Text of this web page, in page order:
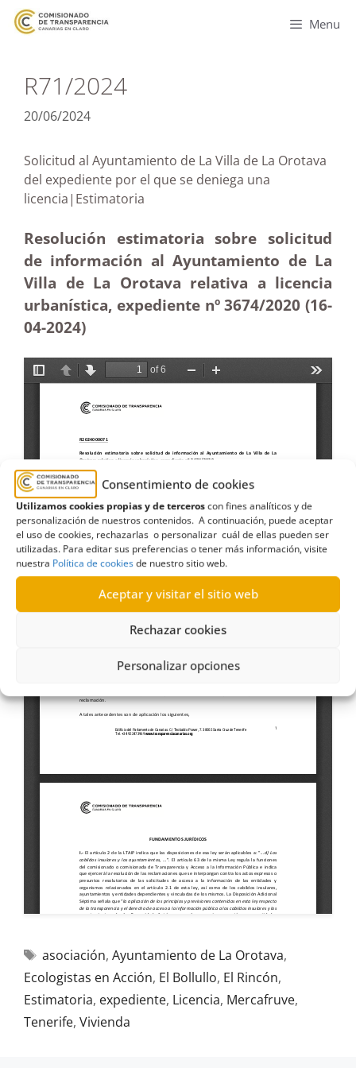
Consentimiento de cookies
Utilizamos cookies propias y de terceroscon fines analíticos y de
personalización de nuestros contenidos. A continuación, puede aceptar
el uso de cookies, rechazarlas o personalizar cuál de ellas pueden ser
utilizadas. Para editar sus preferencias o tener más información, visite
nuestra Política de cookiesde nuestro sitio web.
Aceptar y visitar el sitio web
Rechazar cookies
Personalizar opciones
Menu
R71/2024
20/06/2024
Solicitud al Ayuntamiento de La Villa de La Orotava
del expediente por el que se deniega una
licencia|Estimatoria
Resolución estimatoria sobre solicitud
de información al Ayuntamiento de La
Villa de La Orotava relativa a licencia
urbanística, expediente nº 3674/2020 (16-
04-2024)
asociación, Ayuntamiento de La Orotava,
Ecologistas en Acción, El Bollullo, El Rincón,
Estimatoria, expediente, Licencia, Mercafruve,
Tenerife, Vivienda